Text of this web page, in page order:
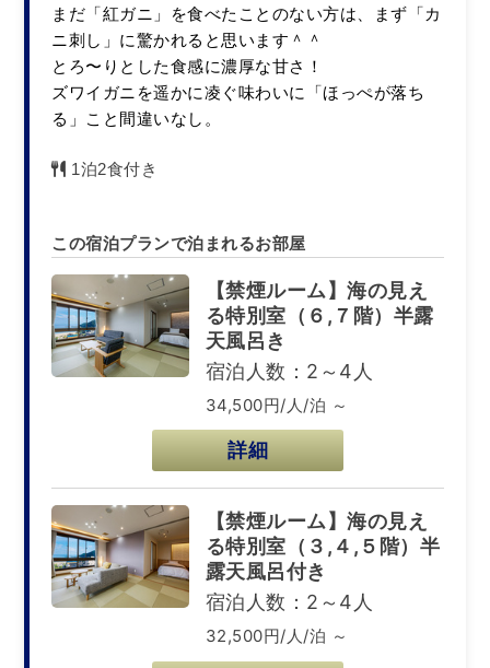
まだ「紅ガニ」を食べたことのない方は、まず「カ
ニ刺し」に驚かれると思います＾＾
とろ〜りとした食感に濃厚な甘さ！
ズワイガニを遥かに凌ぐ味わいに「ほっぺが落ち
る」こと間違いなし。
1泊2食付き
この宿泊プランで泊まれるお部屋
【禁煙ルーム】海の見え
る特別室（６,７階）半露
天風呂き
宿泊人数：2～4人
34,500円/人/泊 ～
詳細
【禁煙ルーム】海の見え
る特別室（３,４,５階）半
露天風呂付き
宿泊人数：2～4人
32,500円/人/泊 ～